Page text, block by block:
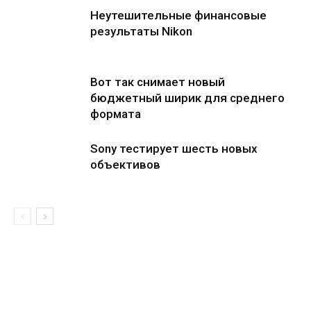
Неутешительные финансовые
результаты Nikon
Вот так снимает новый
бюджетный ширик для среднего
формата
Sony тестирует шесть новых
объективов